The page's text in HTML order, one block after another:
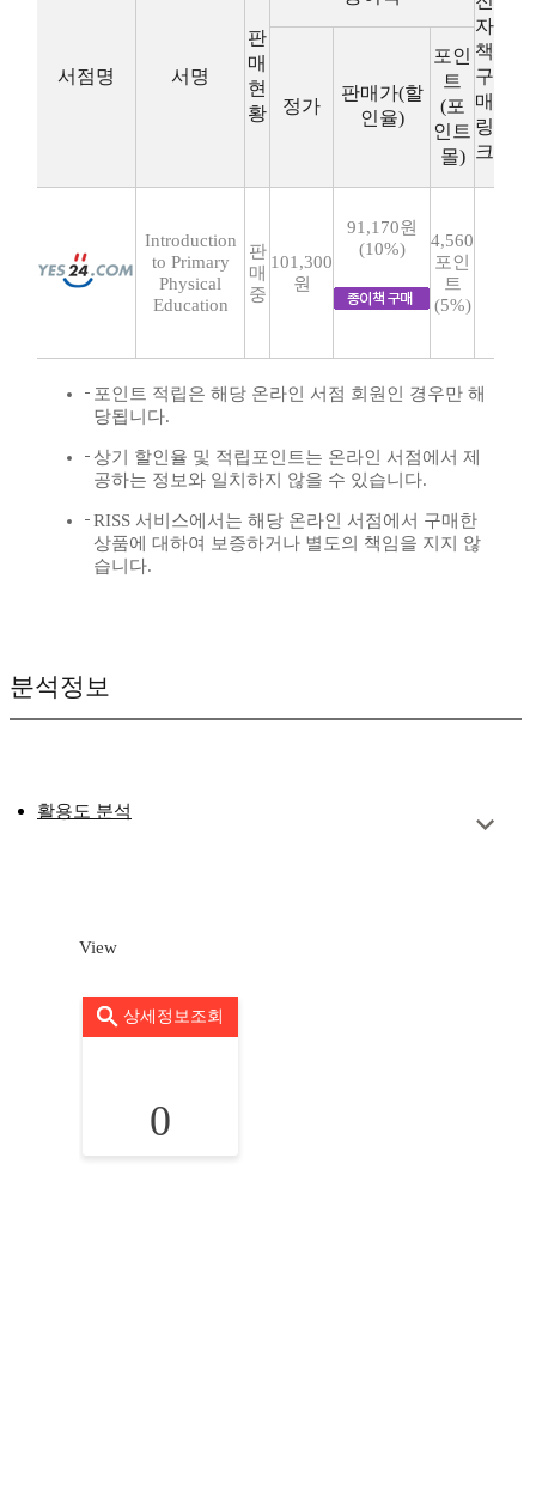
서점명 서명
판
매
현
황
자
책
구
매
링
크
정가
판매가(할
인율)
포인
트
(포
인트
몰)
Introduction
to Primary
Physical
Education
판
매
중
101,300
원
91,170원
(10%)
4,560
포인
트
(5%)
포인트 적립은 해당 온라인 서점 회원인 경우만 해
당됩니다.
상기 할인율 및 적립포인트는 온라인 서점에서 제
공하는 정보와 일치하지 않을 수 있습니다.
RISS 서비스에서는 해당 온라인 서점에서 구매한
상품에 대하여 보증하거나 별도의 책임을 지지 않
습니다.
분석정보
활용도 분석
View
상세정보조회
0